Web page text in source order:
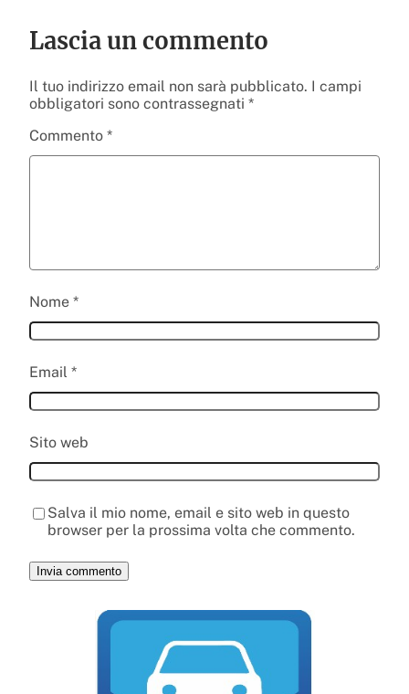
Lascia un commento
Il tuo indirizzo email non sarà pubblicato. I campi
obbligatori sono contrassegnati *
Commento *
Nome *
Email *
Sito web
Salva il mio nome, email e sito web in questo
browser per la prossima volta che commento.